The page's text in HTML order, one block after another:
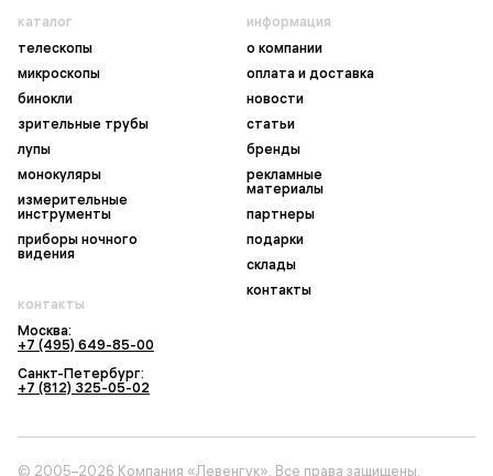
каталог
телескопы
микроскопы
бинокли
зрительные трубы
лупы
монокуляры
измерительные
инструменты
приборы ночного
видения
информация
о компании
оплата и доставка
новости
статьи
бренды
рекламные
материалы
партнеры
подарки
склады
контакты
контакты
Москва:
+7 (495) 649-85-00
Санкт-Петербург:
+7 (812) 325-05-02
© 2005–2026 Компания «Левенгук». Все права защищены.